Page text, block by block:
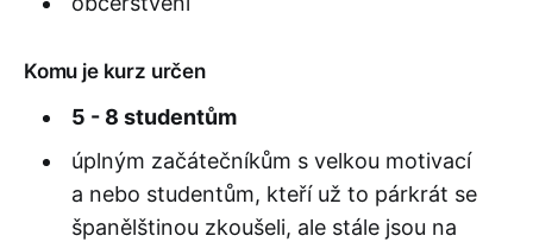
Komu je kurz určen
5 - 8 studentům
úplným začátečníkům s velkou motivací
a nebo studentům, kteří už to párkrát se
španělštinou zkoušeli, ale stále jsou na